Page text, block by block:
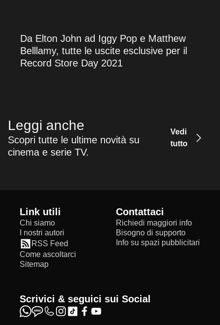
Da Elton John ad Iggy Pop e Matthew
Belllamy, tutte le uscite esclusive per il
Record Store Day 2021
Leggi anche
Scopri tutte le ultime novità su
cinema e serie TV.
Vedi
tutto
Link utili
Chi siamo
I nostri autori
RSS Feed
Come ascoltarci
Sitemap
Contattaci
Richiedi maggiori info
Bisogno di supporto
Info su spazi pubblicitari
Scrivici & seguici sui Social